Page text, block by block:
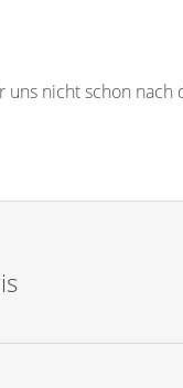
uns nicht schon